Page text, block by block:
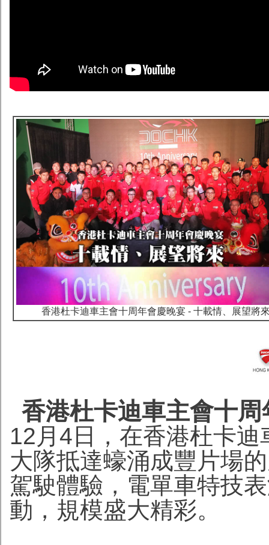
香港杜卡迪車主會十周年會慶晚宴 - 十載情、展望將
香港杜卡迪車主會十
12月4日，在香港杜卡
大隊抵達蠔涌成豐片場
駕駛體驗，電單車特技
動，規模盛大精彩。